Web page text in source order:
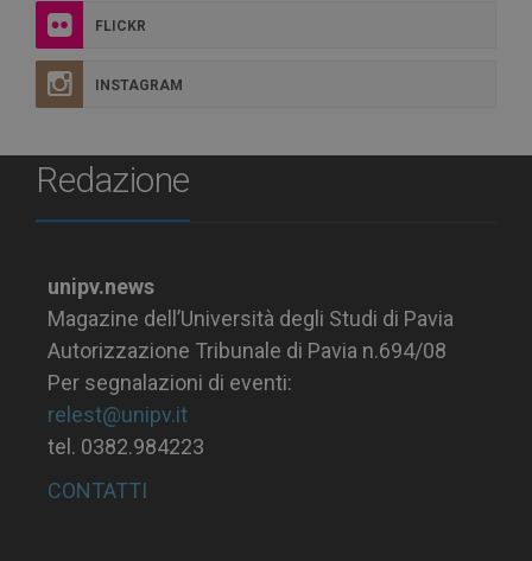
FLICKR
INSTAGRAM
Redazione
unipv.news
Magazine dell’Università degli Studi di Pavia
Autorizzazione Tribunale di Pavia n.694/08
Per segnalazioni di eventi:
relest@unipv.it
tel. 0382.984223
CONTATTI